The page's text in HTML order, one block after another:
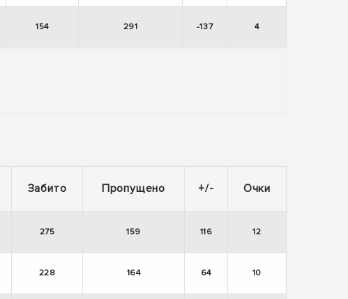
154 291 -137 4
Забито Пропущено +/- Очки
275 159 116 12
228 164 64 10